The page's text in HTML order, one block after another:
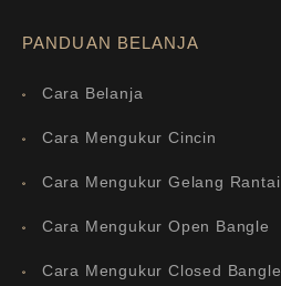
PANDUAN BELANJA
Cara Belanja
Cara Mengukur Cincin
Cara Mengukur Gelang Rantai
Cara Mengukur Open Bangle
Cara Mengukur Closed Bangle